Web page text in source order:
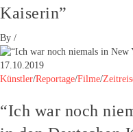
Kaiserin”
By /
Künstler/Reportage/Filme/
“Ich war noch